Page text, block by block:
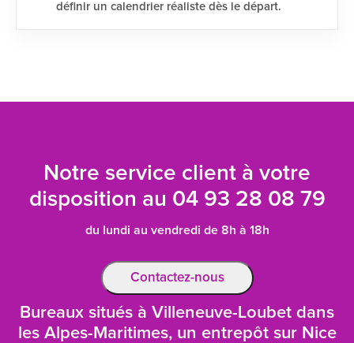
définir un calendrier réaliste dès le départ.
Notre service client à votre
disposition au 04 93 28 08 79
du lundi au vendredi de 8h à 18h
Contactez-nous
Bureaux situés à Villeneuve-Loubet dans
les Alpes-Maritimes, un entrepôt sur Nice